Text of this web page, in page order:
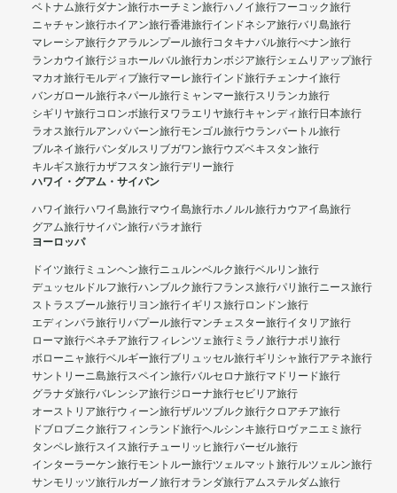
ベトナム旅行ダナン旅行ホーチミン旅行ハノイ旅行フーコック旅行
ニャチャン旅行ホイアン旅行香港旅行インドネシア旅行バリ島旅行
マレーシア旅行クアラルンプール旅行コタキナバル旅行ぺナン旅行
ランカウイ旅行ジョホールバル旅行カンボジア旅行シェムリアップ旅行
マカオ旅行モルディブ旅行マーレ旅行インド旅行チェンナイ旅行
バンガロール旅行ネパール旅行 ミャンマー旅行スリランカ旅行
シギリヤ旅行コロンボ旅行ヌワラエリヤ旅行キャンディ旅行日本旅行
ラオス旅行ルアンパバーン旅行モンゴル旅行ウランバートル旅行
ブルネイ旅行バンダルスリブガワン旅行ウズベキスタン旅行
キルギス旅行カザフスタン旅行デリー旅行
ハワイ・グアム・サイパン
ハワイ旅行ハワイ島旅行マウイ島旅行ホノルル旅行カウアイ島旅行
グアム旅行サイパン旅行パラオ旅行
ヨーロッパ
ドイツ旅行 ミュンヘン旅行ニュルンベルク旅行ベルリン旅行
デュッセルドルフ旅行ハンブルク旅行フランス旅行パリ旅行ニース旅行
ストラスブール旅行リヨン旅行イギリス旅行ロンドン旅行
エディンバラ旅行リバプール旅行マンチェスター旅行イタリア旅行
ローマ旅行ベネチア旅行フィレンツェ旅行 ミラノ旅行ナポリ旅行
ボローニャ旅行ベルギー旅行ブリュッセル旅行ギリシャ旅行アテネ旅行
サントリーニ島旅行スペイン旅行バルセロナ旅行マドリード旅行
グラナダ旅行バレンシア旅行ジローナ旅行セビリア旅行
オーストリア旅行ウィーン旅行ザルツブルク旅行クロアチア旅行
ドブロブニク旅行フィンランド旅行ヘルシンキ旅行ロヴァニエミ旅行
タンペレ旅行スイス旅行チューリッヒ旅行バーゼル旅行
インターラーケン旅行モントルー旅行ツェルマット旅行ルツェルン旅行
サンモリッツ旅行ルガーノ旅行オランダ旅行アムステルダム旅行